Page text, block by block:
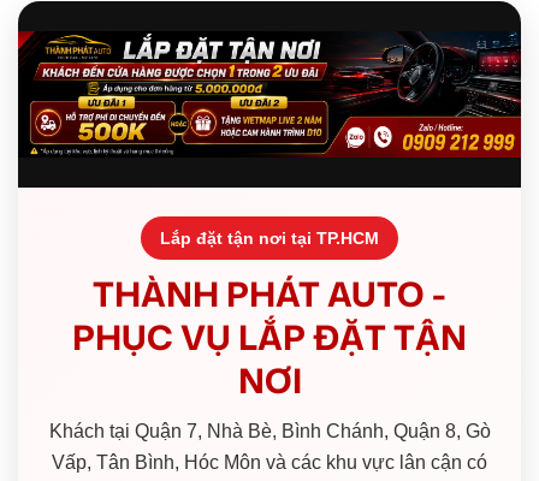
Lắp đặt tận nơi tại TP.HCM
THÀNH PHÁT AUTO -
PHỤC VỤ LẮP ĐẶT TẬN
NƠI
Khách tại Quận 7, Nhà Bè, Bình Chánh, Quận 8, Gò
Vấp, Tân Bình, Hóc Môn và các khu vực lân cận có